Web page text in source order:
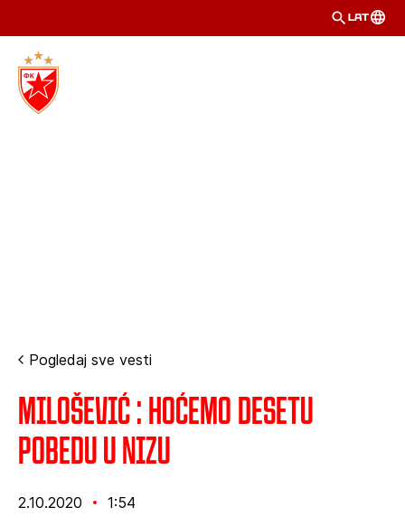
LAT
Pogledaj sve vesti
Milošević : Hoćemo desetu
pobedu u nizu
2.10.2020 1:54